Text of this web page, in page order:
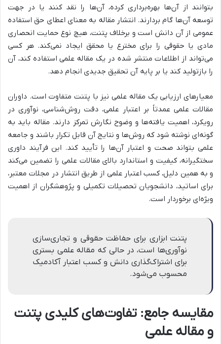
بتوانند از آن‌ها بهره‌برداری کرده، آن‌ها را نقد کنند یا در جهت
توسعه آن‌ها گام بردارند. انتشار مقاله به معنای اعطای حق استفاده
عمومی از آن دانش است و برخلاف پتنت، هیچ نوع حمایت انحصاری
مادی یا حقوقی را برای مخترع یا محقق ایجاد نمی‌کند. هر کسی
می‌تواند از اطلاعات منتشر شده در یک مقاله علمی استفاده کند، آن
را بازتولید کند یا بر پایه آن تحقیق جدیدی انجام دهد.
معیارهای ارزیابی یک مقاله علمی نیز با پتنت متفاوت است. داوران
مقالات علمی عمدتاً بر اعتبار علمی، دقت روش‌شناسی، نوآوری در
رویکرد، اهمیت یافته‌ها و وضوح نگارش تمرکز دارند. مقاله باید به
گونه‌ای نوشته شود که روش‌ها و نتایج آن قابل تکرار باشند و جامعه
علمی بتواند صحت و اعتبار آن‌ها را تأیید کند. این فرآیند داوری
سختگیرانه، کیفیت و استاندارد بالای مقالات علمی را تضمین می‌کند
و به همین دلیل، کسب اعتبار علمی از طریق انتشار در مجلات معتبر،
برای اساتید، دانشجویان تحصیلات تکمیلی و پژوهشگران از اهمیت
ویژه‌ای برخوردار است.
پتنت ابزاری برای حفاظت حقوقی و تجاری‌سازی
نوآوری‌ها است، در حالی که مقاله علمی بستری
برای اشتراک‌گذاری دانش و کسب اعتبار آکادمیک
محسوب می‌شود.
مقایسه جامع: تفاوت‌های کلیدی پتنت
و مقاله علمی